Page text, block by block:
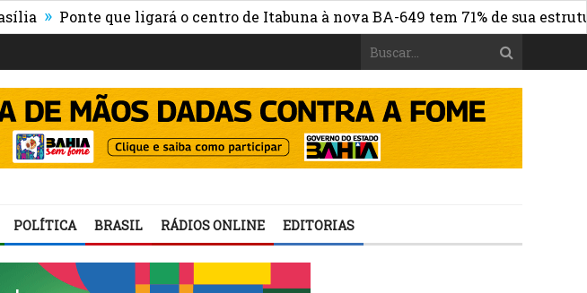
Ponte que ligará o centro de Itabuna à nova BA-649 tem 71% de sua estrutura de
POLÍTICA BRASIL RÁDIOS ONLINE EDITORIAS